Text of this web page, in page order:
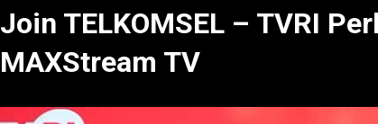
Join TELKOMSEL – TVRI
MAXStream TV